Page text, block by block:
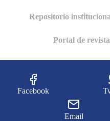
Repositorio
Portal de
Facebook
Email